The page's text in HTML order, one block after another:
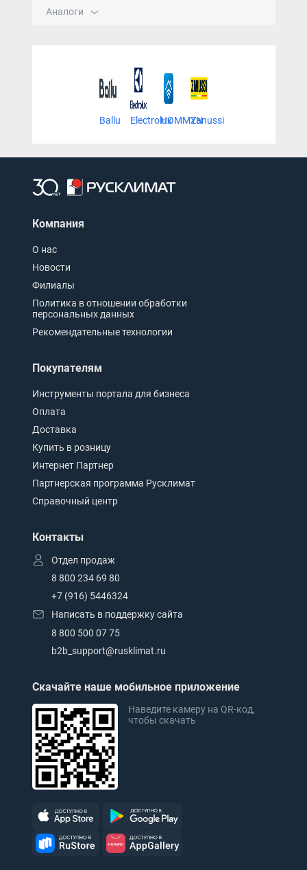
Аналоги
Ballu ElectroluxHOMMYNZanussi
Компания
О нас
Новости
Филиалы
Политика в отношении обработки
персональных данных
Рекомендательные технологии
Покупателям
Инструменты портала для бизнеса
Оплата
Доставка
Купить в розницу
Интернет Партнер
Партнерская программа Русклимат
Справочный центр
Контакты
Отдел продаж
8 800 234 69 80
+7 (916) 5446324
Написать в поддержку сайта
8 800 500 07 75
b2b_support@rusklimat.ru
Скачайте наше мобильное приложение
Наведите камеру на QR-код,
чтобы скачать